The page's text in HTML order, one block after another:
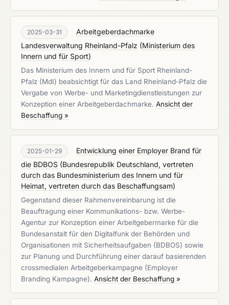
2025-03-31
Arbeitgeberdachmarke
Landesverwaltung Rheinland-Pfalz (Ministerium des
Innern und für Sport)
Das Ministerium des Innern und für Sport Rheinland-
Pfalz (MdI) beabsichtigt für das Land Rheinland-Pfalz die
Vergabe von Werbe- und Marketingdienstleistungen zur
Konzeption einer Arbeitgeberdachmarke. Ansicht der
Beschaffung »
2025-01-29
Entwicklung einer Employer Brand für
die BDBOS (Bundesrepublik Deutschland, vertreten
durch das Bundesministerium des Innern und für
Heimat, vertreten durch das Beschaffungsam)
Gegenstand dieser Rahmenvereinbarung ist die
Beauftragung einer Kommunikations- bzw. Werbe-
Agentur zur Konzeption einer Arbeitgebermarke für die
Bundesanstalt für den Digitalfunk der Behörden und
Organisationen mit Sicherheitsaufgaben (BDBOS) sowie
zur Planung und Durchführung einer darauf basierenden
crossmedialen Arbeitgeberkampagne (Employer
Branding Kampagne). Ansicht der Beschaffung »